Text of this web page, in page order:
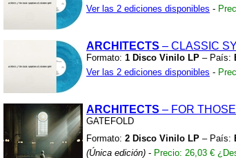
Ver las 2 ediciones disponibles -
ARCHITECTS – CLASSIC
Formato: 1 Disco Vinilo LP – País:
Ver las 2 ediciones disponibles -
ARCHITECTS – FOR
GATEFOLD
Formato: 2 Disco Vinilo LP – País:
(Única edición) - Precio: 26,03 €